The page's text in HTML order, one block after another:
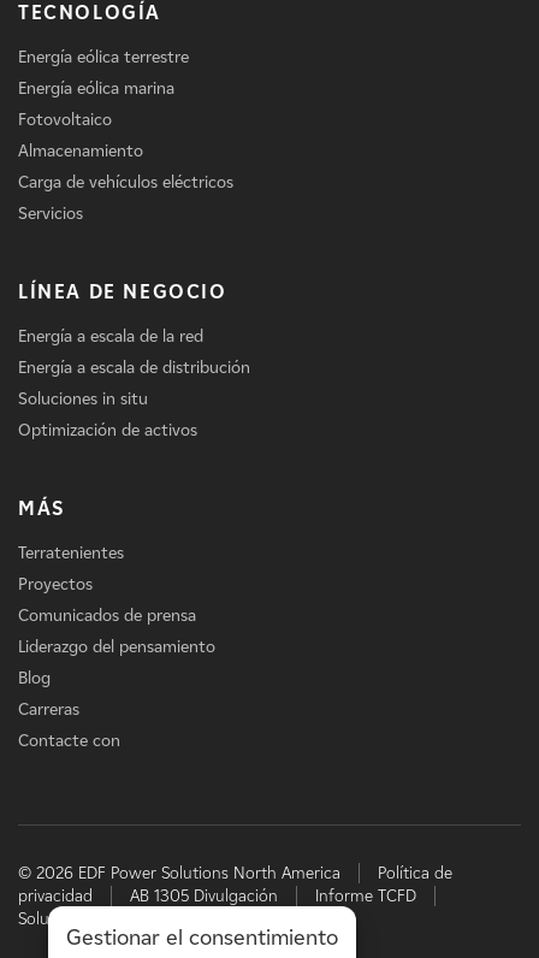
TECNOLOGÍA
Energía eólica terrestre
Energía eólica marina
Fotovoltaico
Almacenamiento
Carga de vehículos eléctricos
Servicios
LÍNEA DE NEGOCIO
Energía a escala de la red
Energía a escala de distribución
Soluciones in situ
Optimización de activos
MÁS
Terratenientes
Proyectos
Comunicados de prensa
Liderazgo del pensamiento
Blog
Carreras
Contacte con
© 2026 EDF Power Solutions North America
Política de
privacidad
AB 1305 Divulgación
Informe TCFD
Soluciones energéticas de EDF
Gestionar el consentimiento